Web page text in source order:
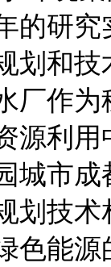
的研
划和
厂作
源利
城市
划技
色能